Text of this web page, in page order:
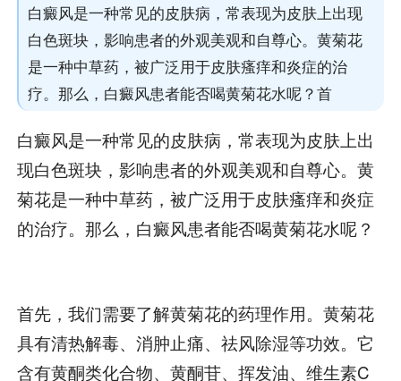
白癜风是一种常见的皮肤病，常表现为皮肤上出现
白色斑块，影响患者的外观美观和自尊心。黄菊花
是一种中草药，被广泛用于皮肤瘙痒和炎症的治
疗。那么，白癜风患者能否喝黄菊花水呢？首
白癜风是一种常见的皮肤病，常表现为皮肤上出
现白色斑块，影响患者的外观美观和自尊心。黄
菊花是一种中草药，被广泛用于皮肤瘙痒和炎症
的治疗。那么，白癜风患者能否喝黄菊花水呢？
首先，我们需要了解黄菊花的药理作用。黄菊花
具有清热解毒、消肿止痛、祛风除湿等功效。它
含有黄酮类化合物、黄酮苷、挥发油、维生素C